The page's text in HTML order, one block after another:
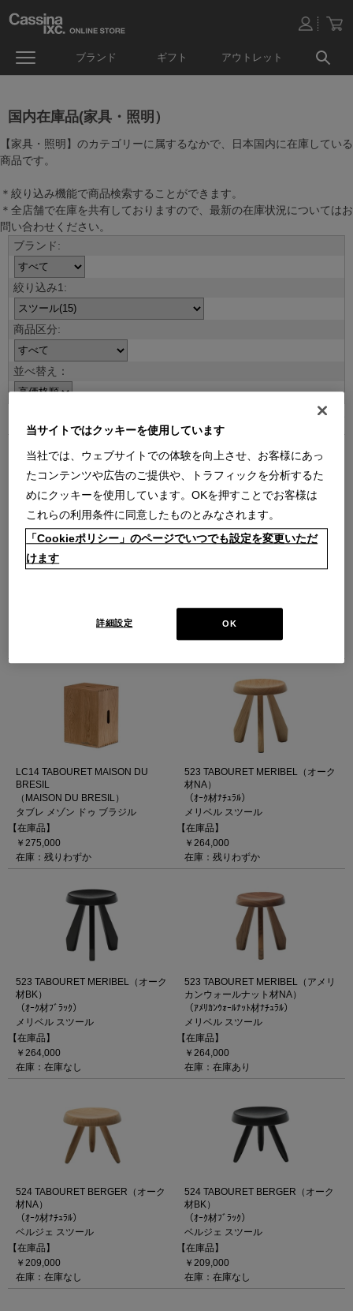
ブランド ギフト アウトレット
国内在庫品(家具・照明）
【家具・照明】のカテゴリーに属するなかで、日本国内に在庫している
商品です。
＊絞り込み機能で商品検索することができます。
＊全店舗で在庫を共有しておりますので、最新の在庫状況についてはお
問い合わせください。
並べ替え：
230 MODULAR IMAGINATION【在
庫品】
LC14 TABOURET CABANON
￥352,000
在庫：在庫あり
LC14 TABOURET MAISON DU
BRESIL
（MAISON DU BRESIL）
タブレ メゾン ドゥ ブラジル
【在庫品】
￥275,000
在庫：残りわずか
523 TABOURET MERIBEL（オーク
材NA）
（ｵｰｸ材ﾅﾁｭﾗﾙ）
メリベル スツール
【在庫品】
￥264,000
在庫：残りわずか
523 TABOURET MERIBEL（オーク
材BK）
（ｵｰｸ材ﾌﾞﾗｯｸ）
メリベル スツール
【在庫品】
￥264,000
在庫：在庫なし
523 TABOURET MERIBEL（アメリ
カンウォールナット材NA）
（ｱﾒﾘｶﾝｳｫｰﾙﾅｯﾄ材ﾅﾁｭﾗﾙ）
メリベル スツール
【在庫品】
￥264,000
在庫：在庫あり
524 TABOURET BERGER（オーク
材NA）
（ｵｰｸ材ﾅﾁｭﾗﾙ）
ベルジェ スツール
【在庫品】
￥209,000
在庫：在庫なし
524 TABOURET BERGER（オーク
材BK）
（ｵｰｸ材ﾌﾞﾗｯｸ）
ベルジェ スツール
【在庫品】
￥209,000
在庫：在庫なし
当サイトではクッキーを使用しています
当社では、ウェブサイトでの体験を向上させ、お客様にあっ
たコンテンツや広告のご提供や、トラフィックを分析するた
めにクッキーを使用しています。OKを押すことでお客様は
これらの利用条件に同意したものとみなされます。
「Cookieポリシー」のページでいつでも設定を変更いただ
けます
OK
詳細設定